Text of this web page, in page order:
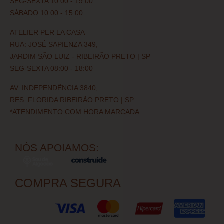
SÁBADO 10:00 - 15:00
ATELIER PER LA CASA
RUA: JOSÉ SAPIENZA 349,
JARDIM SÃO LUIZ - RIBEIRÃO PRETO | SP
SEG-SEXTA 08:00 - 18:00
AV: INDEPENDÊNCIA 3840,
RES. FLORIDA RIBEIRÃO PRETO | SP
*ATENDIMENTO COM HORA MARCADA
NÓS APOIAMOS:
COMPRA SEGURA